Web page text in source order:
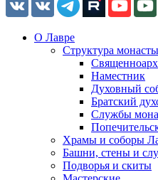
О Лавре
Структура
Наместник
Духовный
Братский
Службы
Храмы и соборы
Башни, стены и
Подворья и скиты